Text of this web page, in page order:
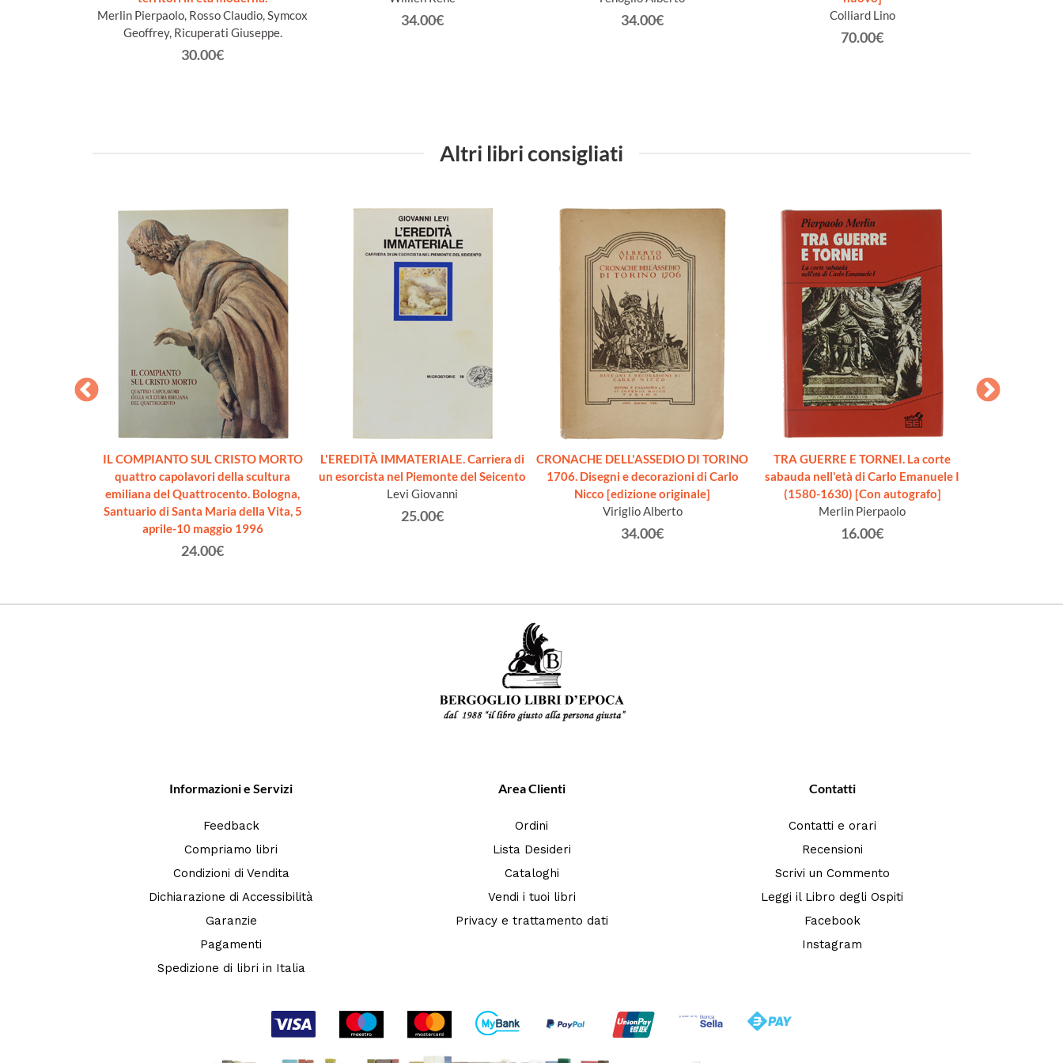
Merlin Pierpaolo, Rosso Claudio, Symcox
Geoffrey, Ricuperati Giuseppe.
30.00€
34.00€ 34.00€
Colliard Lino
70.00€
Altri libri consigliati
IL COMPIANTO SUL CRISTO MORTO
quattro capolavori della scultura
emiliana del Quattrocento. Bologna,
Santuario di Santa Maria della Vita, 5
aprile-10 maggio 1996
24.00€
L'EREDITÀ IMMATERIALE. Carriera di
un esorcista nel Piemonte del Seicento
Levi Giovanni
25.00€
CRONACHE DELL'ASSEDIO DI TORINO
1706. Disegni e decorazioni di Carlo
Nicco [edizione originale]
Viriglio Alberto
34.00€
TRA GUERRE E TORNEI. La corte
sabauda nell'età di Carlo Emanuele I
(1580-1630) [Con autografo]
Merlin Pierpaolo
16.00€
Informazioni e Servizi
Feedback
Compriamo libri
Condizioni di Vendita
Dichiarazione di Accessibilità
Garanzie
Pagamenti
Spedizione di libri in Italia
Area Clienti
Ordini
Lista Desideri
Cataloghi
Vendi i tuoi libri
Privacy e trattamento dati
Contatti
Contatti e orari
Recensioni
Scrivi un Commento
Leggi il Libro degli Ospiti
Facebook
Instagram